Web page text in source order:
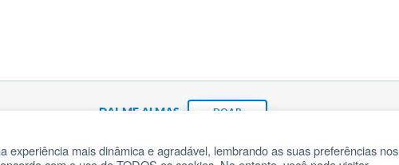
DAI-ME ALMAS DOAR
experiência mais dinâmica e agradável, lembrando as suas preferências nos